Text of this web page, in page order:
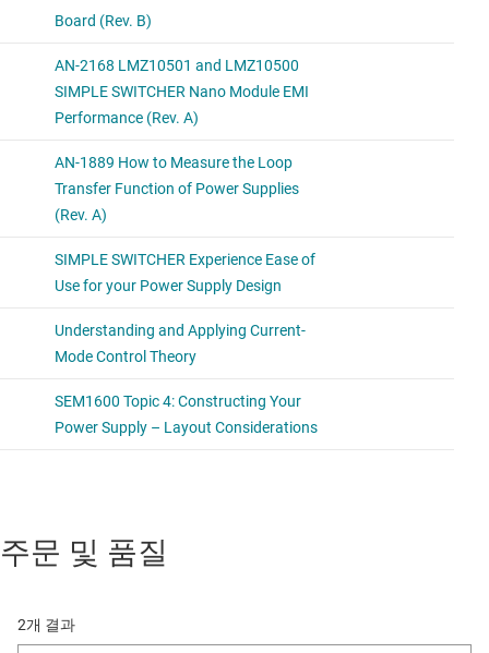
주문 및 품질